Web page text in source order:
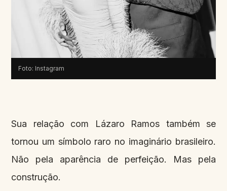
Foto: Instagram
Sua relação com Lázaro Ramos também se
tornou um símbolo raro no imaginário brasileiro.
Não pela aparência de perfeição. Mas pela
construção.